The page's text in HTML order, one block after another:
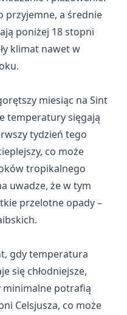
przyjemne, a średnie
poniżej 18 stopni
klimat nawet w
miesiąc na Sint
temperatury sięgają
tydzień tego
co może
tropikalnego
uwadze, że w tym
przelotne opady –
gdy temperatura
się chłodniejsze,
minimalne potrafią
Celsjusza, co może